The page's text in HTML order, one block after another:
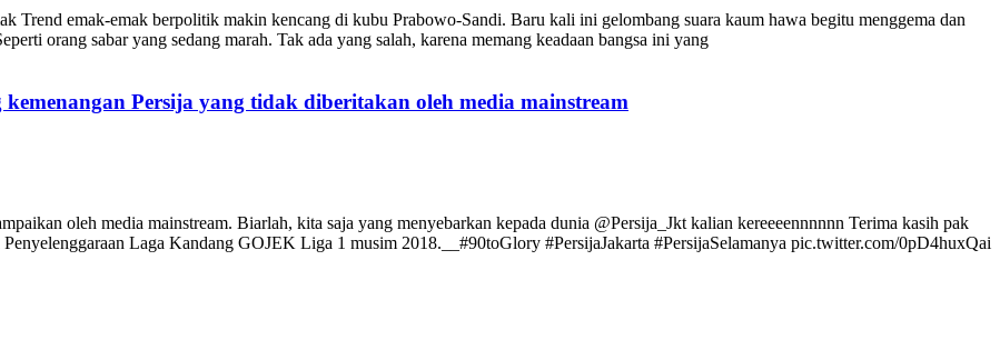
Trend emak-emak berpolitik makin kencang di kubu Prabowo-Sandi. Baru kali ini gelombang suara kaum hawa begitu menggema dan
orang sabar yang sedang marah. Tak ada yang salah, karena memang keadaan bangsa ini yang
Persija yang tidak diberitakan oleh media mainstream
oleh media mainstream. Biarlah, kita saja yang menyebarkan kepada dunia @Persija_Jkt kalian kereeeennnnnn Terima kasih pak
Laga Kandang GOJEK Liga 1 musim 2018.__#90toGlory #PersijaJakarta #PersijaSelamanya pic.twitter.com/0pD4huxQai